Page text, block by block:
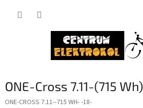
ONE-Cross 7.11-(715 Wh)
ONE-CROSS 7.11--715 WH- -18-